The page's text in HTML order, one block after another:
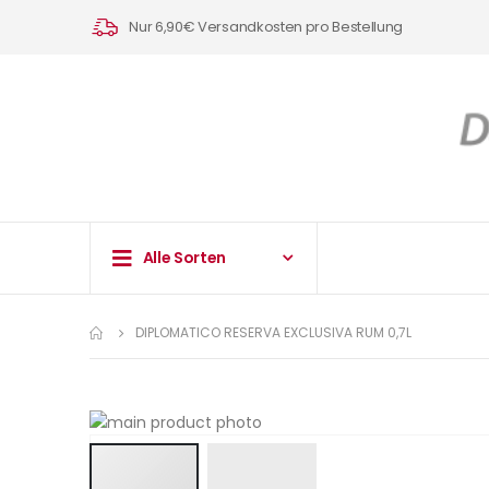
Nur 6,90€ Versandkosten pro Bestellung
Alle Sorten
DIPLOMATICO RESERVA EXCLUSIVA RUM 0,7L
Zum
Ende